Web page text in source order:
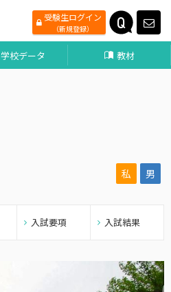
受験生ログイン
（新規登録）
学校データ 教材
私 男
入試要項 入試結果